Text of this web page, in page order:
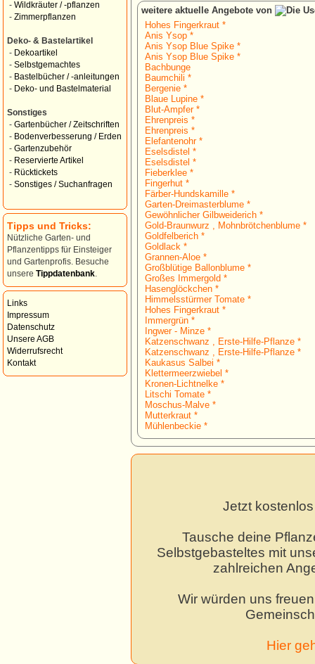
- Wildkräuter / -pflanzen
- Zimmerpflanzen
Deko- & Bastelartikel
- Dekoartikel
- Selbstgemachtes
- Bastelbücher / -anleitungen
- Deko- und Bastelmaterial
Sonstiges
- Gartenbücher / Zeitschriften
- Bodenverbesserung / Erden
- Gartenzubehör
- Reservierte Artikel
- Rücktickets
- Sonstiges / Suchanfragen
Tipps und Tricks:
Nützliche Garten- und
Pflanzentipps für Einsteiger
und Gartenprofis. Besuche
unsere Tippdatenbank
Links
Impressum
Datenschutz
Unsere AGB
Widerrufsrecht
Kontakt
weitere aktuelle Angebote von
Hohes Fingerkraut *
Anis Ysop *
Anis Ysop Blue Spike *
Anis Ysop Blue Spike *
Bachbunge
Baumchili *
Bergenie *
Blaue Lupine *
Blut-Ampfer *
Ehrenpreis *
Ehrenpreis *
Elefantenohr *
Eselsdistel *
Eselsdistel *
Fieberklee *
Fingerhut *
Färber-Hundskamille *
Garten-Dreimasterblume *
Gewöhnlicher Gilbweiderich *
Gold-Braunwurz , Mohnbrötchenblume *
Goldfelberich *
Goldlack *
Grannen-Aloe *
Großblütige Ballonblume *
Großes Immergold *
Hasenglöckchen *
Himmelsstürmer Tomate *
Hohes Fingerkraut *
Immergrün *
Ingwer - Minze *
Katzenschwanz , Erste-Hilfe-Pflanze *
Katzenschwanz , Erste-Hilfe-Pflanze *
Kaukasus Salbei *
Klettermeerzwiebel *
Kronen-Lichtnelke *
Litschi Tomate *
Moschus-Malve *
Mutterkraut *
Mühlenbeckie *
Jetzt
Tausche deine
Selbstgebasteltes mit
zahlreichen
Wir würden uns
Hier